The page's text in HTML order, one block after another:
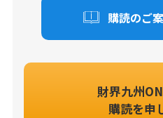
購読のご
財界九州
購読を申